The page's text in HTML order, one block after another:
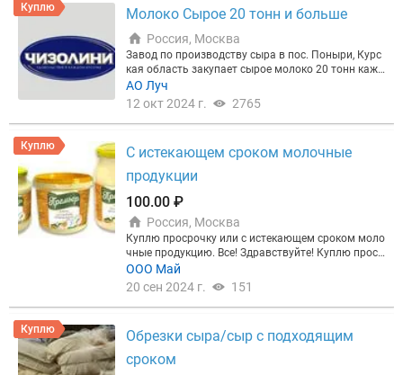
Куплю Молоко Сырое 20 тонн и больше
Россия, Москва
Завод по производству сыра в пос. Поныри, Курс
кая область закупает сырое молоко 20 тонн кажд
ый день/ через день с доставкой. По цене догово
римся! Все вопросы по телефону.
АО Луч
12 окт 2024 г.
2765
Куплю
С истекающем сроком молочные
продукции
100.00 ₽
Россия, Москва
Куплю просрочку или с истекающем сроком моло
чные продукцию. Все! Здравствуйте! Куплю проср
очку или с истекающем сроком молочные продук
ции . Молоко. Кефир. Сметану. Сливочные масла
они. Масло. Сгущенка. Молоко содержащие проду
ы, Продукты быстрого приготовления. Неликвид.
Некондиция. Виталий. С Уважением к Вам и Ваше
му бизнесу!
ООО Май
20 сен 2024 г.
151
Куплю
Обрезки сыра/сыр с подходящим
сроком